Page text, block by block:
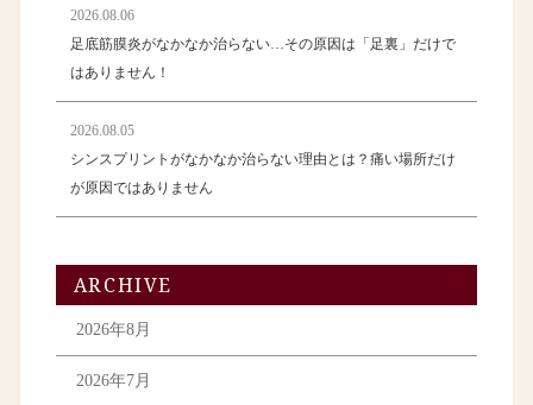
2026.08.06
足底筋膜炎がなかなか治らない…その原因は「足裏」だけで
はありません！
2026.08.05
シンスプリントがなかなか治らない理由とは？痛い場所だけ
が原因ではありません
ARCHIVE
2026年8月
2026年7月